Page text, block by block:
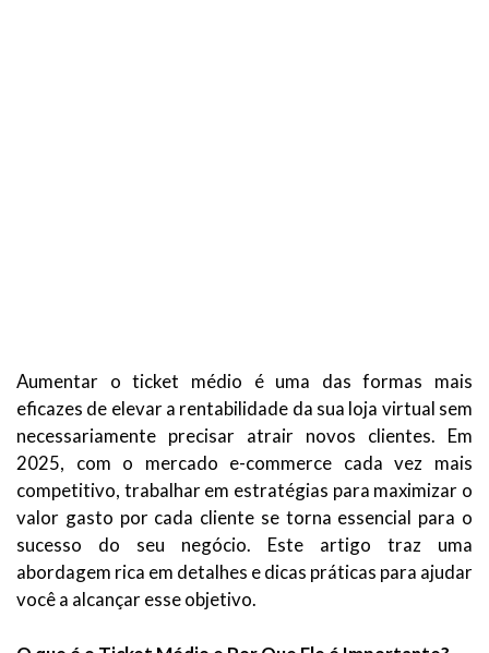
Aumentar o ticket médio é uma das formas mais
eficazes de elevar a rentabilidade da sua loja virtual sem
necessariamente precisar atrair novos clientes. Em
2025, com o mercado e-commerce cada vez mais
competitivo, trabalhar em estratégias para maximizar o
valor gasto por cada cliente se torna essencial para o
sucesso do seu negócio. Este artigo traz uma
abordagem rica em detalhes e dicas práticas para ajudar
você a alcançar esse objetivo.